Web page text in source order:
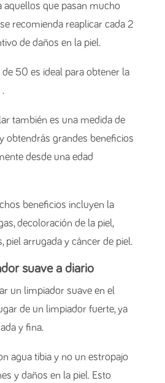
aquellos que pasan mucho
recomienda reaplicar cada 2
de daños en la piel.
50 es ideal para obtener la
también es una medida de
obtendrás grandes beneficios
desde una edad
beneficios incluyen la
decoloración de la piel,
piel arrugada y cáncer de piel.
suave a diario
un limpiador suave en el
de un limpiador fuerte, ya
y fina.
agua tibia y no un estropajo
y daños en la piel. Esto